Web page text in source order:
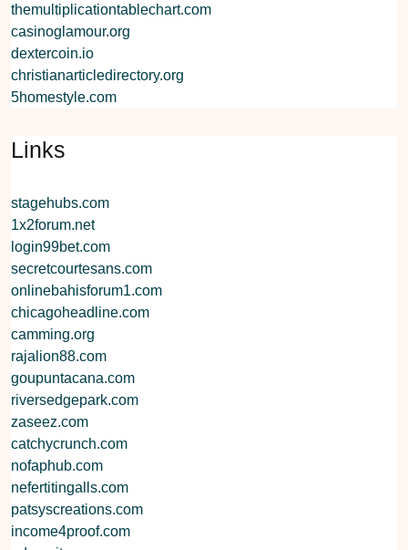
themultiplicationtablechart.com
casinoglamour.org
dextercoin.io
christianarticledirectory.org
5homestyle.com
Links
stagehubs.com
1x2forum.net
login99bet.com
secretcourtesans.com
onlinebahisforum1.com
chicagoheadline.com
camming.org
rajalion88.com
goupuntacana.com
riversedgepark.com
zaseez.com
catchycrunch.com
nofaphub.com
nefertitingalls.com
patsyscreations.com
income4proof.com